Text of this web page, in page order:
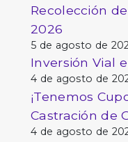
Recolección
2026
5 de agosto de
Inversión Vial
4 de agosto de
¡Tenemos
Castración de
4 de agosto de